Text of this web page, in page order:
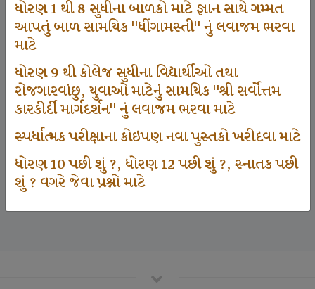
ધોરણ 1 થી 8 સુધીના બાળકો માટે જ્ઞાન સાથે ગમ્મત
આપતું બાળ સામયિક "ધીંગામસ્તી" નું લવાજમ ભરવા
માટે
ધોરણ 9 થી કોલેજ સુધીના વિદ્યાર્થીઓ તથા
રોજગારવાંછુ, યુવાઓ માટેનું સામયિક "શ્રી સર્વોત્તમ
કારકીર્દી માર્ગદર્શન" નું લવાજમ ભરવા માટે
સ્પર્ધાત્મક પરીક્ષાના કોઇપણ નવા પુસ્તકો ખરીદવા માટે
ધોરણ 10 પછી શું ?, ધોરણ 12 પછી શું ?, સ્નાતક પછી
શું ? વગરે જેવા પ્રશ્નો માટે
1000
Participate School In GKIQ
125000